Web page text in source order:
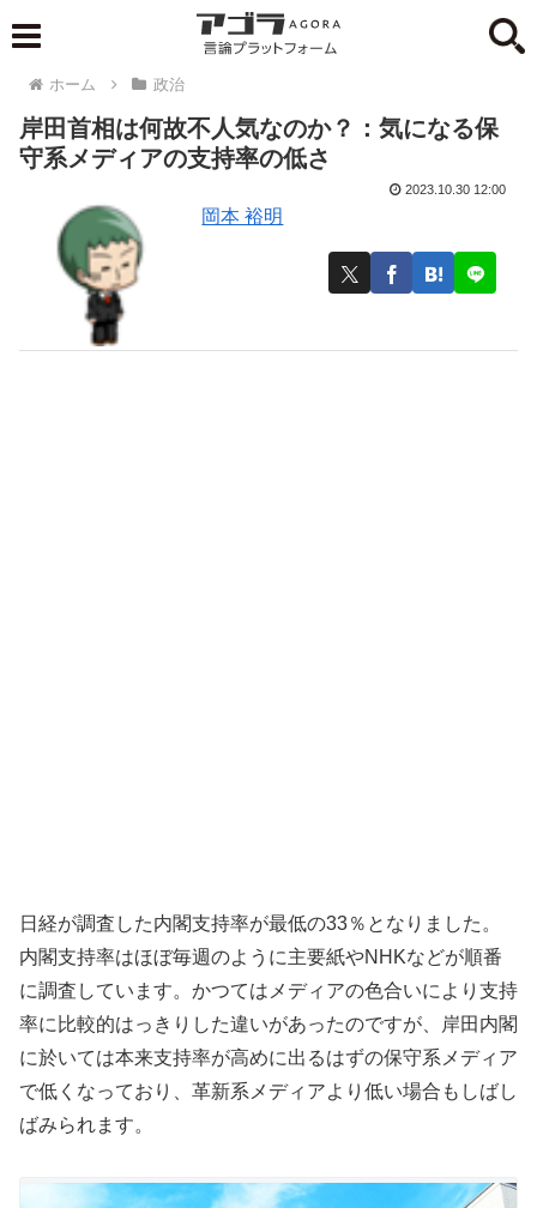
ホーム 政治
岸田首相は何故不人気なのか？：気になる保
守系メディアの支持率の低さ
岡本 裕明
2023.10.30 12:00
日経が調査した内閣支持率が最低の33％となりました。
内閣支持率はほぼ毎週のように主要紙やNHKなどが順番
に調査しています。かつてはメディアの色合いにより支持
率に比較的はっきりした違いがあったのですが、岸田内閣
に於いては本来支持率が高めに出るはずの保守系メディア
で低くなっており、革新系メディアより低い場合もしばし
ばみられます。